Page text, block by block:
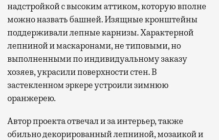
надстройкой с высоким аттиком, которую вполне
можно назвать башней. Изящные кронштейны
поддерживали лепные карнизы. Характерной
лепниной и маскаронами, не типовыми, но
выполненными по индивидуальному заказу
хозяев, украсили поверхности стен. В
застекленном эркере устроили зимнюю
оранжерею.
Автор проекта отвечал и за интерьер, также
обильно декорированный лепниной, мозаикой и